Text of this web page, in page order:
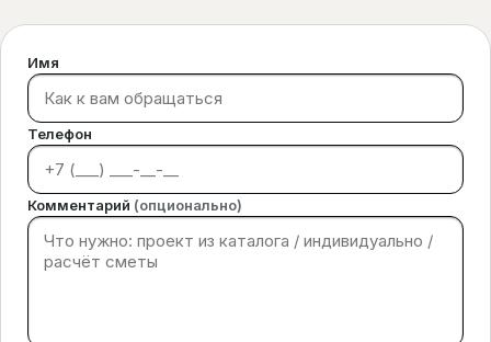
Имя
Телефон
Комментарий (опционально)